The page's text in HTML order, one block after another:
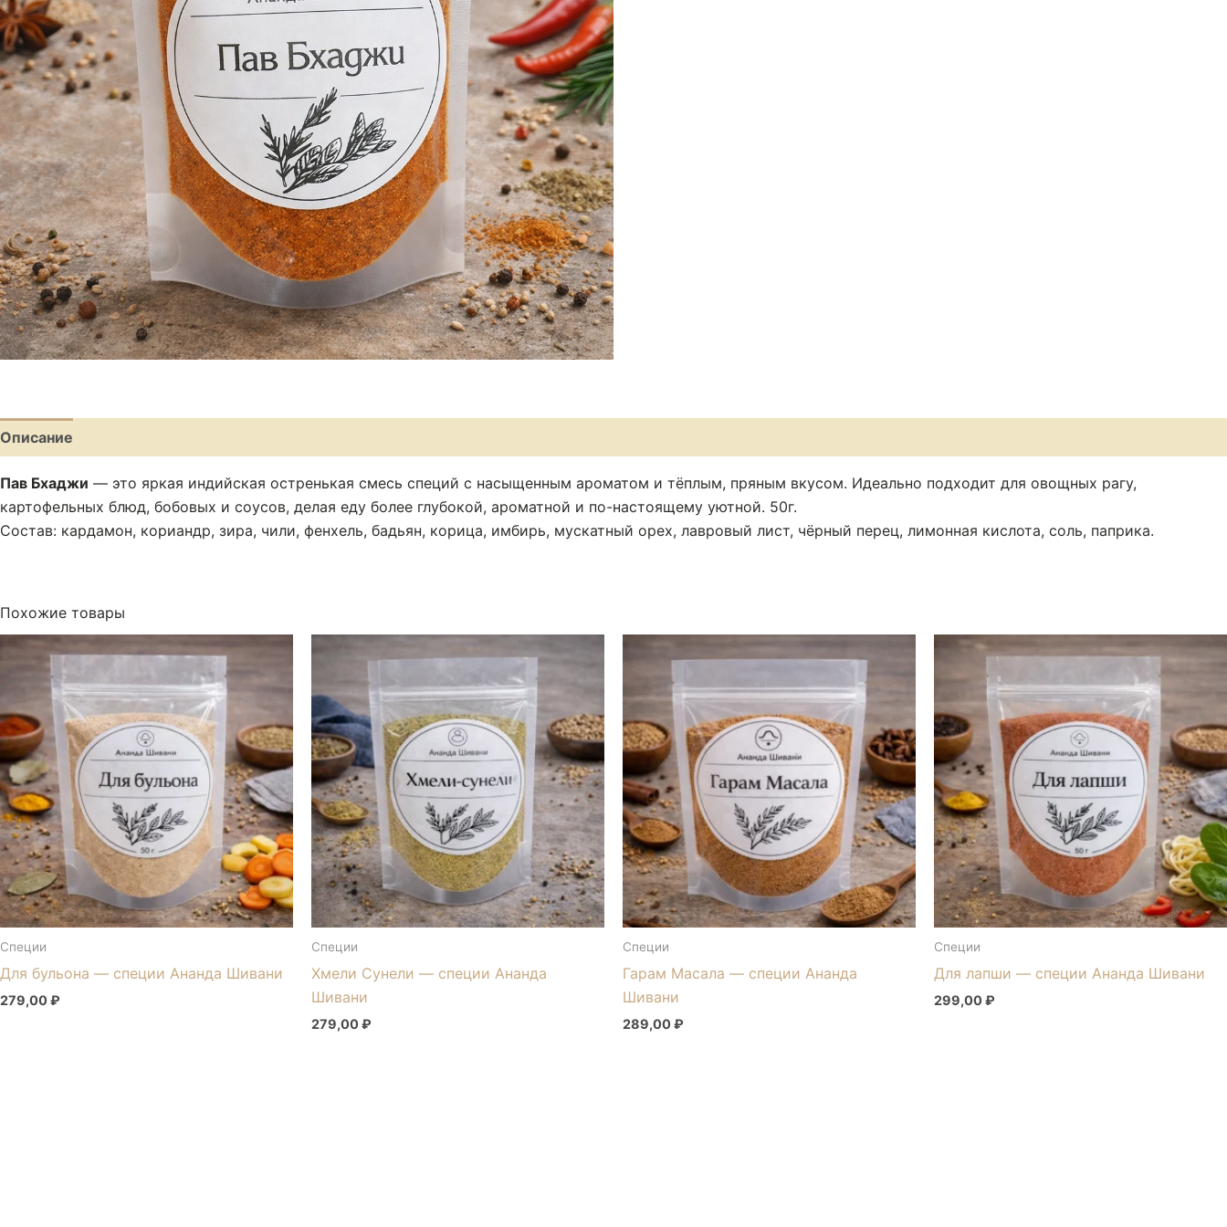
Описание
Пав Бхаджи — это яркая индийская остренькая смесь специй с насыщенным ароматом и тёплым, пряным вкусом. Идеально подходит для овощных рагу,
картофельных блюд, бобовых и соусов, делая еду более глубокой, ароматной и по-настоящему уютной. 50г.
Состав: кардамон, кориандр, зира, чили, фенхель, бадьян, корица, имбирь, мускатный орех, лавровый лист, чёрный перец, лимонная кислота, соль, паприка.
Похожие товары
Специи
Для бульона — специи Ананда Шивани
279,00 ₽
Специи
Хмели Сунели — специи Ананда
Шивани
279,00 ₽
Специи
Гарам Масала — специи Ананда
Шивани
289,00 ₽
Специи
Для лапши — специи Ананда Шивани
299,00 ₽